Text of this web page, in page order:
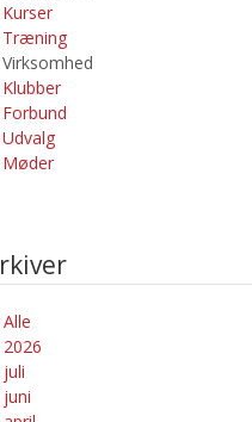
Kurser
Træning
Klubber
Forbund
Udvalg
Møder
Alle
2026
juli
juni